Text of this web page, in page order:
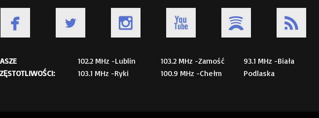
102.2 MHz -Lublin
103.1 MHz -Ryki
103.2 MHz -Zamość
100.9 MHz -Chełm
93.1 MHz -Biała
Podlaska